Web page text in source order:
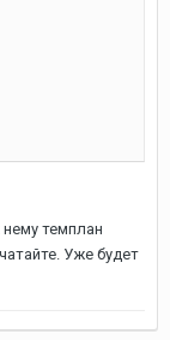
темплан
Уже будет